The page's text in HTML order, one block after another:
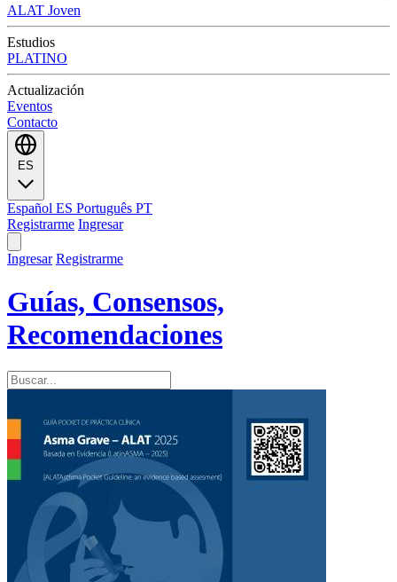
ALAT Joven
Estudios
PLATINO
Actualización
Eventos
Contacto
ES
Español ES Português PT
Registrarme Ingresar
Ingresar Registrarme
Guías, Consensos,
Recomendaciones